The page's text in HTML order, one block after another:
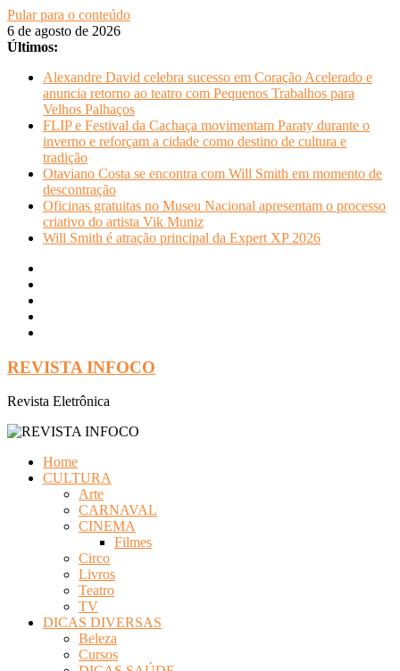
Pular para o conteúdo
6 de agosto de 2026
Últimos:
Alexandre David celebra sucesso em Coração Acelerado e
anuncia retorno ao teatro com Pequenos Trabalhos para
Velhos Palhaços
FLIP e Festival da Cachaça movimentam Paraty durante o
inverno e reforçam a cidade como destino de cultura e
tradição
Otaviano Costa se encontra com Will Smith em momento de
descontração
Oficinas gratuitas no Museu Nacional apresentam o processo
criativo do artista Vik Muniz
Will Smith é atração principal da Expert XP 2026
REVISTA INFOCO
Revista Eletrônica
Home
CULTURA
Arte
CARNAVAL
CINEMA
Filmes
Circo
Livros
Teatro
TV
DICAS DIVERSAS
Beleza
Cursos